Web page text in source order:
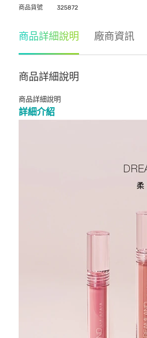
商品貨號 325872
商品詳細說明 廠商資訊
商品詳細說明
商品詳細說明
詳細介紹